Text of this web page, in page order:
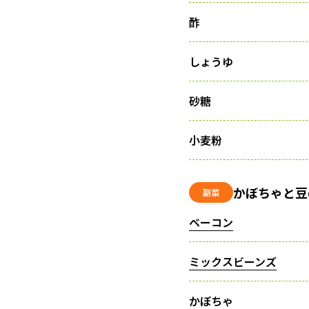
酢
しょうゆ
砂糖
小麦粉
副菜 かぼちゃと
ベーコン
ミックスビーンズ
かぼちゃ